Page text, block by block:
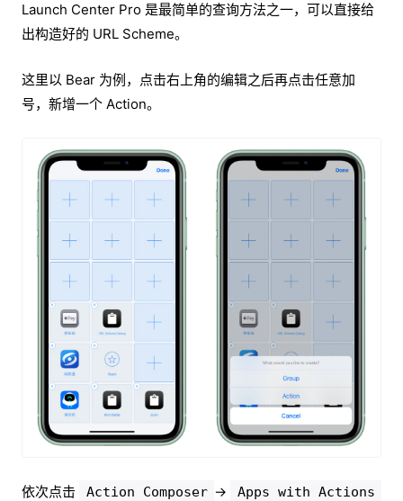
Launch Center Pro 是最简单的查询方法之一，可以直接给
出构造好的 URL Scheme。
这里以 Bear 为例，点击右上角的编辑之后再点击任意加
号，新增一个 Action。
依次点击 Action Composer → Apps with Actions